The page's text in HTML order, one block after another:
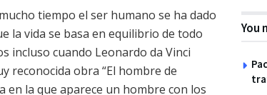
You
tiempo el ser humano se ha dado
la vida se basa en equilibrio de todo
incluso cuando Leonardo da Vinci
reconocida obra “El hombre de
en la que aparece un hombre con los